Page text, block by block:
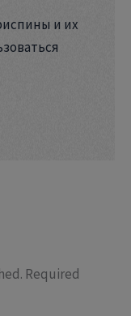
и их
Required